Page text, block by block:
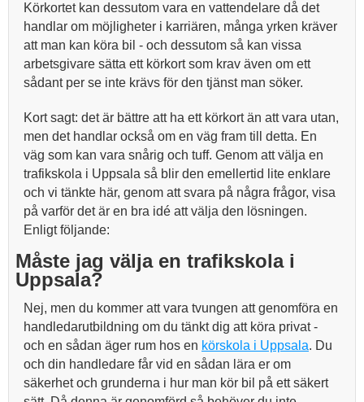
Körkortet kan dessutom vara en vattendelare då det
handlar om möjligheter i karriären, många yrken kräver
att man kan köra bil - och dessutom så kan vissa
arbetsgivare sätta ett körkort som krav även om ett
sådant per se inte krävs för den tjänst man söker.
Kort sagt: det är bättre att ha ett körkort än att vara utan,
men det handlar också om en väg fram till detta. En
väg som kan vara snårig och tuff. Genom att välja en
trafikskola i Uppsala så blir den emellertid lite enklare
och vi tänkte här, genom att svara på några frågor, visa
på varför det är en bra idé att välja den lösningen.
Enligt följande:
Måste jag välja en trafikskola i
Uppsala?
Nej, men du kommer att vara tvungen att genomföra en
handledarutbildning om du tänkt dig att köra privat -
och en sådan äger rum hos en körskola i Uppsala. Du
och din handledare får vid en sådan lära er om
säkerhet och grunderna i hur man kör bil på ett säkert